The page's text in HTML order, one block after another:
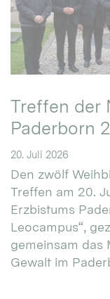
Treffen der
Paderborn
20. Juli 2026
Den zwölf
Treffen am 20.
Erzbistums
Leocampus“,
gemeinsam das
Gewalt im